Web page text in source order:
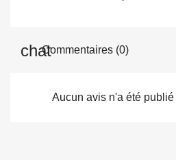
Commentaires (0)
Aucun avis n'a été